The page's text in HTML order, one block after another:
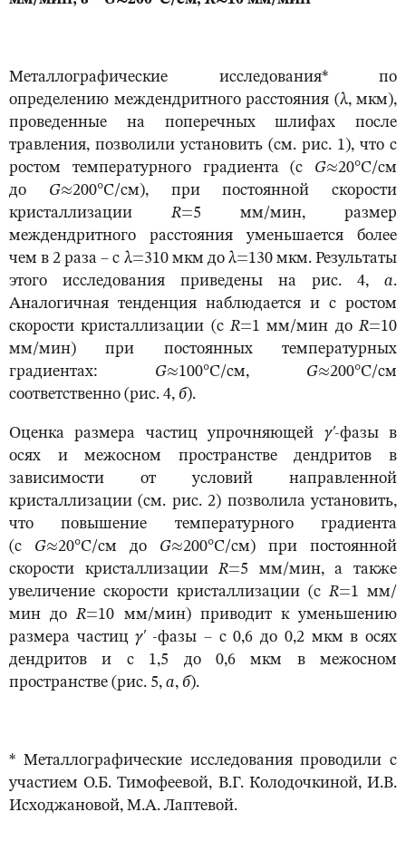
Металлографические исследования* по
определению междендритного расстояния (λ, мкм),
проведенные на поперечных шлифах после
травления, позволили установить (см. рис. 1), что с
ростом температурного градиента (с G≈20°С/см
до G≈200°С/см), при постоянной скорости
кристаллизации R=5 мм/мин, размер
междендритного расстояния уменьшается более
чем в 2 раза – с λ=310 мкм до λ=130 мкм. Результаты
этого исследования приведены на рис. 4, а.
Аналогичная тенденция наблюдается и с ростом
скорости кристаллизации (с R=1 мм/мин до R=10
мм/мин) при постоянных температурных
градиентах: G≈100°С/см, G≈200°С/см
соответственно (рис. 4, б).
Оценка размера частиц упрочняющей γ'-фазы в
осях и межосном пространстве дендритов в
зависимости от условий направленной
кристаллизации (см. рис. 2) позволила установить,
что повышение температурного градиента
(с G≈20°С/см до G≈200°С/см) при постоянной
скорости кристаллизацииR=5 мм/мин, а также
увеличение скорости кристаллизации (с R=1 мм/
мин доR=10 мм/мин) приводит к уменьшению
размера частицγ'-фазы – с 0,6 до 0,2 мкм в осях
дендритов и с 1,5 до 0,6 мкм в межосном
пространстве (рис. 5, а, б).
* Металлографические исследования проводили с
участием О.Б. Тимофеевой, В.Г. Колодочкиной, И.В.
Исходжановой, М.А. Лаптевой.